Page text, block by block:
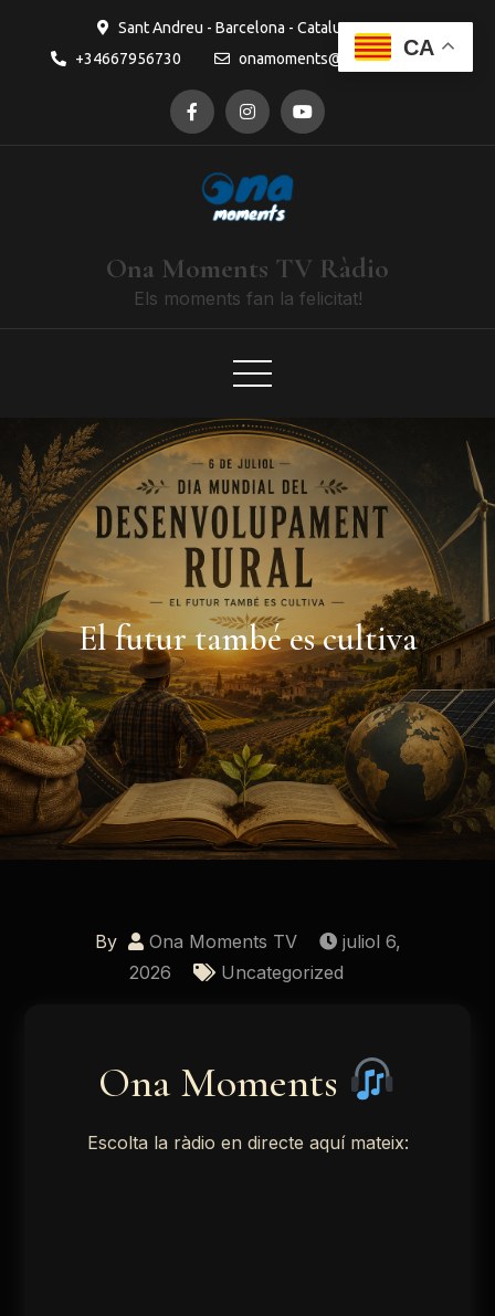
Sant Andreu - Barcelona - Catalunya
+34667956730
onamoments@gmail.com
Ona Moments TV Ràdio
Els moments fan la felicitat!
El futur també es cultiva
By Ona Moments TV
juliol 6,
2026
Uncategorized
Ona Moments
Escolta la ràdio en directe aquí mateix:
CA